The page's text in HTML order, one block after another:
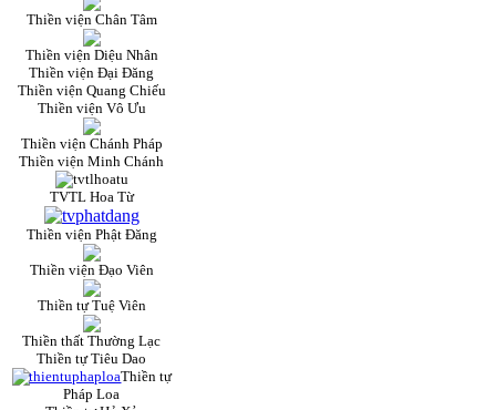
Thiền viện Chân Tâm
Thiền viện Diệu Nhân
Thiền viện Đại Đăng
Thiền viện Quang Chiếu
Thiền viện Vô Ưu
Thiền viện Chánh Pháp
Thiền viện Minh Chánh
TVTL Hoa Từ
Thiền viện Phật Đăng
Thiền viện Đạo Viên
Thiền tự Tuệ Viên
Thiền thất Thường Lạc
Thiền tự Tiêu Dao
Thiền tự
Pháp Loa